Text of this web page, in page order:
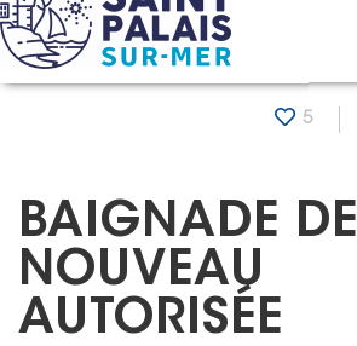
Panneau de gestion des cookies
Accueil Actualités
5
BAIGNADE DE
NOUVEAU
AUTORISÉE